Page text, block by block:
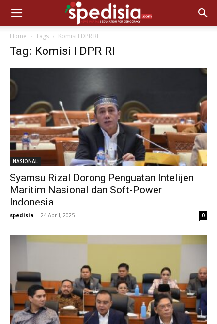
Home Tags Komisi I DPR RI
Tag: Komisi I DPR RI
NASIONAL
Syamsu Rizal Dorong Penguatan Intelijen
Maritim Nasional dan Soft-Power
Indonesia
spedisia - 24 April, 2025 0